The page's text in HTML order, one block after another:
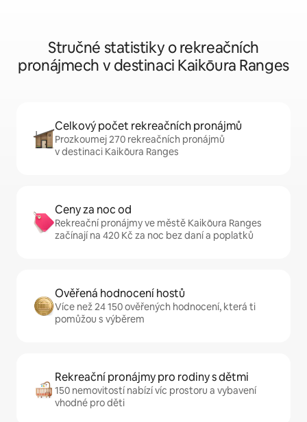
Stručné statistiky o rekreačních
pronájmech v destinaci Kaikōura Ranges
Celkový počet rekreačních pronájmů
Prozkoumej 270 rekreačních pronájmů
v destinaci Kaikōura Ranges
Ceny za noc od
Rekreační pronájmy ve městě Kaikōura Ranges
začínají na 420 Kč za noc bez daní a poplatků
Ověřená hodnocení hostů
Více než 24 150 ověřených hodnocení, která ti
pomůžou s výběrem
Rekreační pronájmy pro rodiny s dětmi
150 nemovitostí nabízí víc prostoru a vybavení
vhodné pro děti